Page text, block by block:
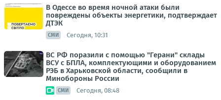
В Одессе во время ночной атаки были
повреждены объекты энергетики, подтверждает
ДТЭК
СМИ Сегодня, 10:31
ВС РФ поразили с помощью "Герани" склады
ВСУ с БПЛА, комплектующими и оборудованием
РЭБ в Харьковской области, сообщили в
Минобороны России
СМИ Сегодня, 08:48